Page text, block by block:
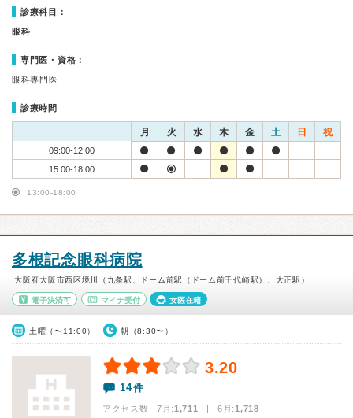
診療科目：
眼科
専門医・資格：
眼科専門医
診療時間
月 火 水 木 金 土 日 祝
09:00-12:00
15:00-18:00
13:00-18:00
多根記念眼科病院
大阪府大阪市西区境川（九条駅、ドーム前駅（ドーム前千代崎駅）、大正駅）
電子決済可 マイナ受付 女医在籍
土曜（〜11:00） 朝（8:30〜）
3.20
14件
アクセス数 7月:1,711 | 6月:1,718